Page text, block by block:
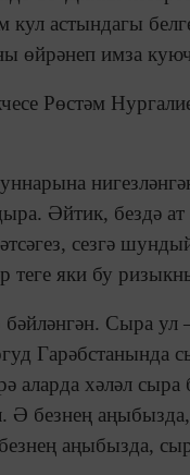
астындагы
өйрәнеп имза
Рөстәм
Әйтик, бездә ат
сезгә
теге яки бу
бәйләнгән. Сыра
Гарәбстанында
хәләл
Ә безнең
аңыбызда,